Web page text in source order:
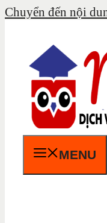
Chuyển đến nội
MENU